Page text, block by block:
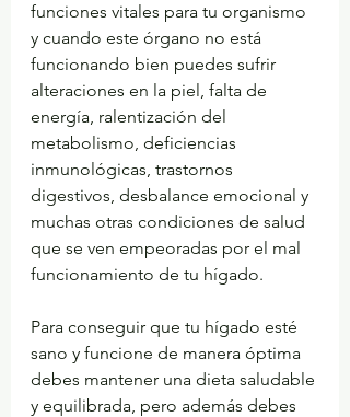
funciones vitales para tu organismo
y cuando este órgano no está
funcionando bien puedes sufrir
alteraciones en la piel, falta de
energía, ralentización del
metabolismo, deficiencias
inmunológicas, trastornos
digestivos, desbalance emocional y
muchas otras condiciones de salud
que se ven empeoradas por el mal
funcionamiento de tu hígado.
Para conseguir que tu hígado esté
sano y funcione de manera óptima
debes mantener una dieta saludable
y equilibrada, pero además debes